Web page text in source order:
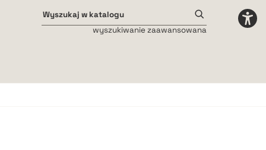
wyszukiwanie zaawansowana